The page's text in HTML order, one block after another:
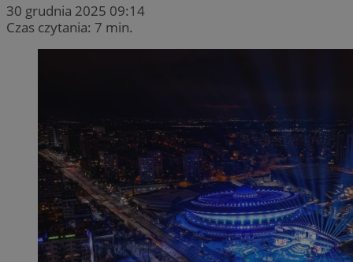
30 grudnia 2025 09:14
Czas czytania: 7 min.